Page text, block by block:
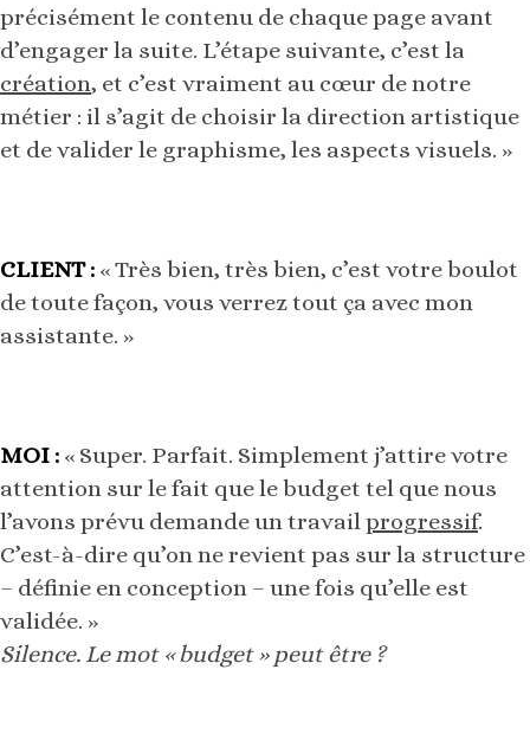
précisément le contenu de chaque page avant
d’engager la suite. L’étape suivante, c’est la
création, et c’est vraiment au cœur de notre
métier : il s’agit de choisir la direction artistique
et de valider le graphisme, les aspects visuels. »
CLIENT : « Très bien, très bien, c’est votre boulot
de toute façon, vous verrez tout ça avec mon
assistante. »
MOI : « Super. Parfait. Simplement j’attire votre
attention sur le fait que le budget tel que nous
l’avons prévu demande un travailprogressif.
C’est-à-dire qu’on ne revient pas sur la structure
– définie en conception – une fois qu’elle est
validée. »
Silence. Le mot « budget » peut être ?